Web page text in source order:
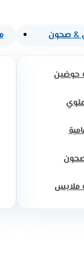
& صحون
حوضين
ملابس